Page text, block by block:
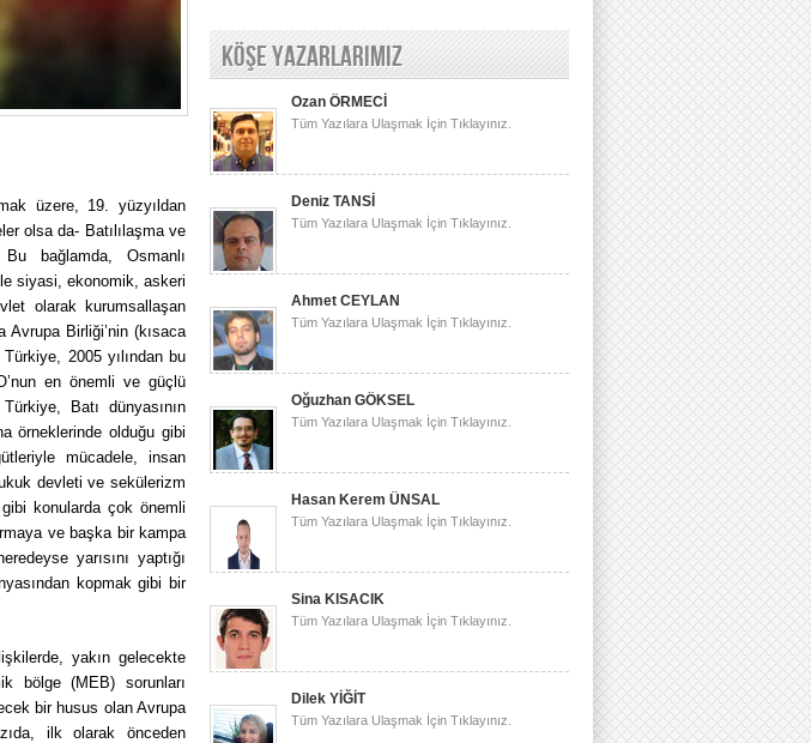
üzere, 19. yüzyıldan
olsa da- Batılılaşma ve
bağlamda, Osmanlı
siyasi, ekonomik, askeri
olarak kurumsallaşan
Avrupa Birliği’nin (kısaca
2005 yılından bu
en önemli ve güçlü
Batı dünyasının
örneklerinde olduğu gibi
mücadele, insan
devleti ve sekülerizm
konularda çok önemli
ve başka bir kampa
yarısını yaptığı
kopmak gibi bir
yakın gelecekte
bölge (MEB) sorunları
bir husus olan Avrupa
ilk olarak önceden
KÖŞE YAZARLARIMIZ
Ozan ÖRMECİ
Tüm Yazılara Ulaşmak İçin Tıklayınız.
Deniz TANSİ
Tüm Yazılara Ulaşmak İçin Tıklayınız.
Ahmet CEYLAN
Tüm Yazılara Ulaşmak İçin Tıklayınız.
Oğuzhan GÖKSEL
Tüm Yazılara Ulaşmak İçin Tıklayınız.
Hasan Kerem ÜNSAL
Tüm Yazılara Ulaşmak İçin Tıklayınız.
Sina KISACIK
Tüm Yazılara Ulaşmak İçin Tıklayınız.
Dilek YİĞİT
Tüm Yazılara Ulaşmak İçin Tıklayınız.